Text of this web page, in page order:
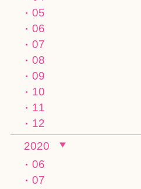
05
06
07
08
09
10
11
12
2020
06
07